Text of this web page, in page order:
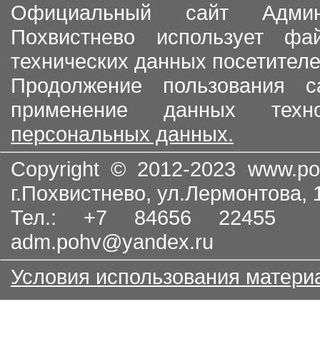
Официальный сайт
Похвистнево использует
технических данных
Продолжение пользования
применение данных
персональных данных.
Copyright © 2012-2023
г.Похвистнево, ул.Лермонтова,
Тел.: +7 84656
adm.pohv@yandex.ru
Условия использования